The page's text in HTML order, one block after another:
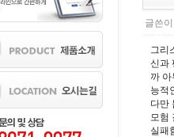
글쓴
그리
신과
까 아
능적
다만
모험
실패